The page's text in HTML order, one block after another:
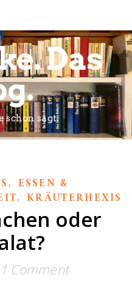
Das
schon sagt.
, ESSEN &
,
oder
1 Comment